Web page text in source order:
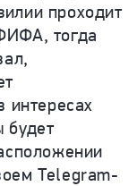
проходит
тогда
интересах
будет
Telegram-